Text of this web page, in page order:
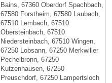
Bains, 67360 Oberdorf Spachbach,
67580 Forstheim, 67580 Laubach,
67510 Lembach, 67510
Obersteinbach, 67510
Niedersteinbach, 67510 Wingen,
67250 Lobsann, 67250 Merkwiller
Pechelbronn, 67250
Kutzenhausen, 67250
Preuschdorf, 67250 Lampertsloch